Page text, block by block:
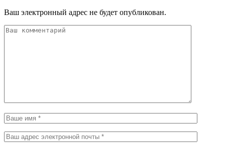
Ваш электронный адрес не будет опубликован.